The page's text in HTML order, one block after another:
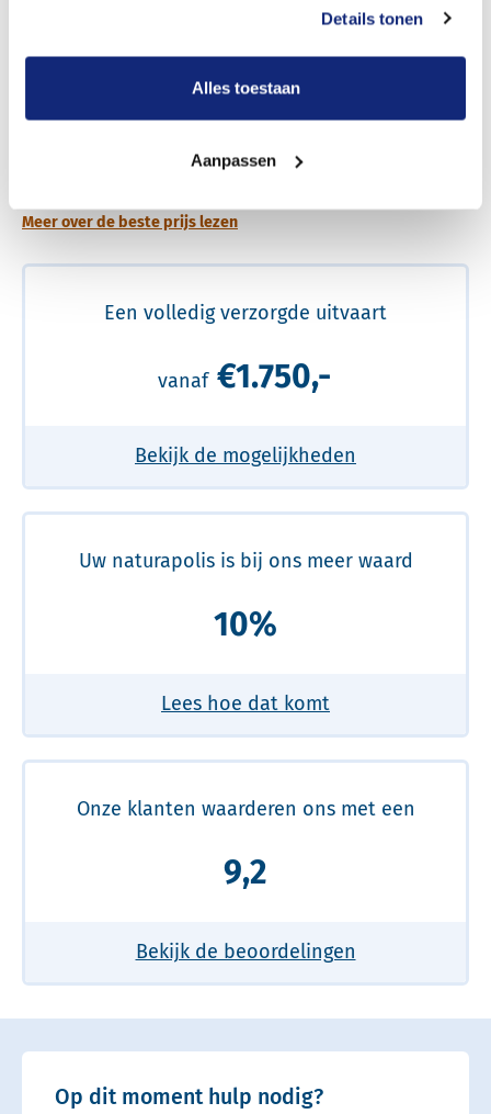
Details tonen
Alles toestaan
Aanpassen
Dit kost een begrafenis
Meer over de beste prijs lezen
Een volledig verzorgde uitvaart
vanaf €1.750,-
Bekijk de mogelijkheden
Uw naturapolis is bij ons meer waard
10%
Lees hoe dat komt
Onze klanten waarderen ons met een
9,2
Bekijk de beoordelingen
Op dit moment hulp nodig?